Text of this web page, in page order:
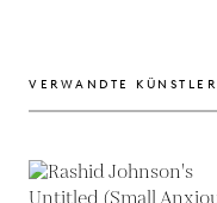
VERWANDTE KÜNSTLER